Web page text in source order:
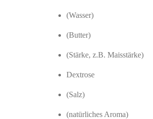
(Wasser)
(Butter)
(Stärke, z.B. Maisstärke)
Dextrose
(Salz)
(natürliches Aroma)